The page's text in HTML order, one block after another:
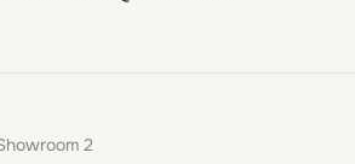
2